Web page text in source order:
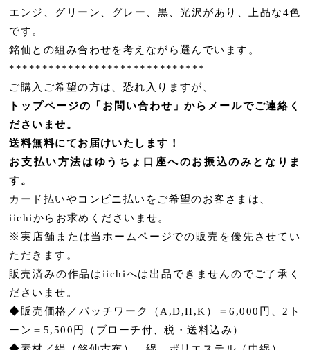
エンジ、グリーン、グレー、黒、光沢があり、上品な4色
です。
銘仙との組み合わせを考えながら選んでいます。
******************************
ご購入ご希望の方は、恐れ入りますが、
トップページの「お問い合わせ」からメールでご連絡く
ださいませ。
送料無料にてお届けいたします！
お支払い方法はゆうちょ口座へのお振込のみとなりま
す。
カード払いやコンビニ払いをご希望のお客さまは、
iichiからお求めくださいませ。
※実店舗または当ホームページでの販売を優先させてい
ただきます。
販売済みの作品はiichiへは出品できませんのでご了承く
ださいませ。
◆販売価格／パッチワーク（A,D,H,K）＝6,000円、2ト
ーン＝5,500円（ブローチ付、税・送料込み）